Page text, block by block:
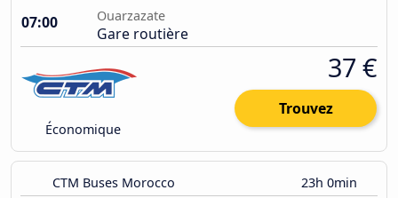
07:00
Ouarzazate
Gare routière
Économique
37 €
Trouvez
CTM Buses Morocco 23h 0min